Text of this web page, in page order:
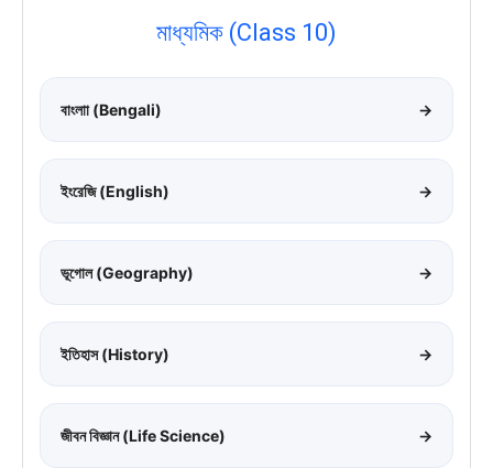
মাধ্যমিক (Class 10)
বাংলাা (Bengali) →
ইংরেজি (English) →
ভূগোল (Geography) →
ইতিহাস (History) →
জীবন বিজ্ঞান (Life Science) →